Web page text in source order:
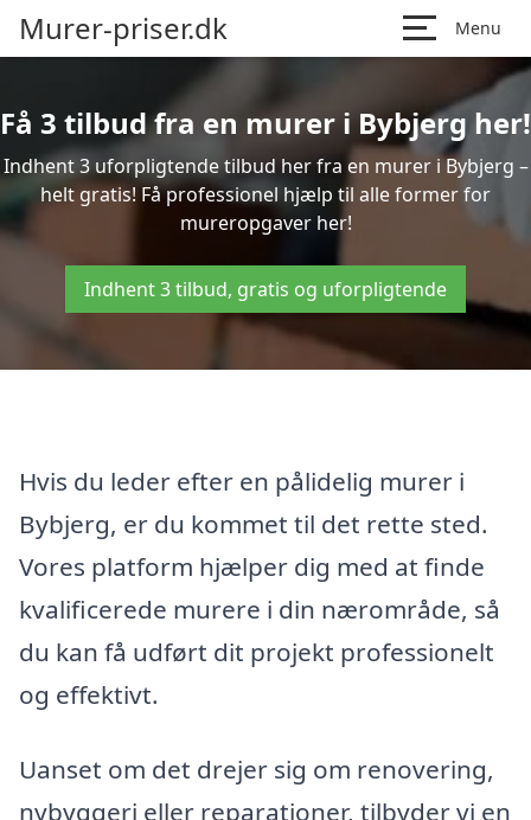
Murer-priser.dk Menu
Få 3 tilbud fra en murer i Bybjerg her!
Indhent 3 uforpligtende tilbud her fra en murer i Bybjerg –
helt gratis! Få professionel hjælp til alle former for
mureropgaver her!
Indhent 3 tilbud, gratis og uforpligtende
Hvis du leder efter en pålidelig murer i
Bybjerg, er du kommet til det rette sted.
Vores platform hjælper dig med at finde
kvalificerede murere i din nærområde, så
du kan få udført dit projekt professionelt
og effektivt.
Uanset om det drejer sig om renovering,
nybyggeri eller reparationer, tilbyder vi en